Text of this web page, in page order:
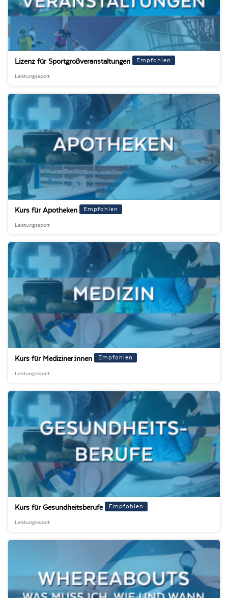
Mediziner:innen
Medizinische Ausnahmegenehmigung
Nahrungsergänzungsmittel und Ernährung
Was ist Doping?
Was sind verbotene Substanzen und Methoden?
Wie läuft eine Dopingkontrolle ab? Ärzt:innen
Ärztin
Lizenz für Sportgroßveranstaltungen Empfohlen
Leistungssport
Kurs für Apotheken Empfohlen
Leistungssport
Kurs für Mediziner:innen Empfohlen
Leistungssport
Kurs für Gesundheitsberufe Empfohlen
Leistungssport